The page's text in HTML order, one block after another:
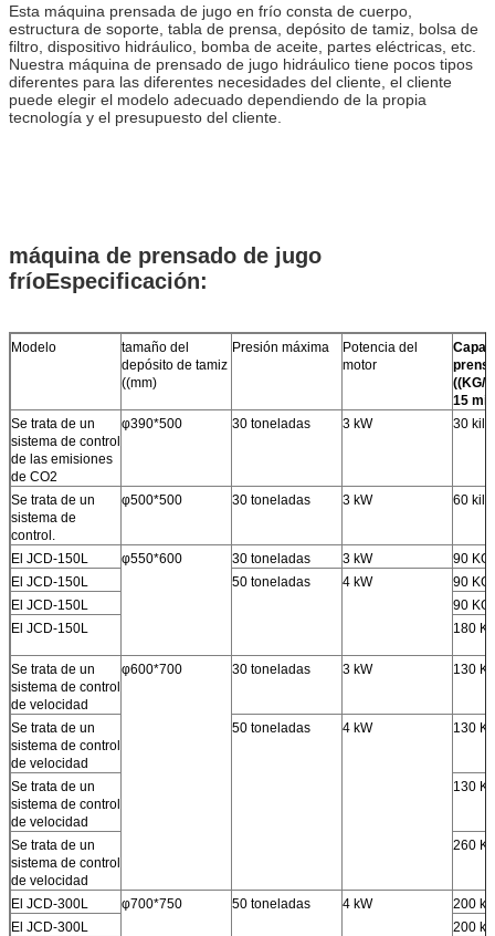
Esta máquina prensada de jugo en frío consta de cuerpo,
estructura de soporte, tabla de prensa, depósito de tamiz, bolsa de
filtro, dispositivo hidráulico, bomba de aceite, partes eléctricas, etc.
Nuestra máquina de prensado de jugo hidráulico tiene pocos tipos
diferentes para las diferentes necesidades del cliente, el cliente
puede elegir el modelo adecuado dependiendo de la propia
tecnología y el presupuesto del cliente.
máquina de prensado de jugo
fríoEspecificación:
Modelo
tamaño del
depósito de tamiz
((mm)
Presión máxima
Potencia del
motor
((KG/
15
Se trata de un
sistema de control
de las emisiones
de CO2
φ390*500 30 toneladas 3 kW 30
Se trata de un
sistema de
control.
φ500*500 30 toneladas 3 kW 60
El JCD-150L φ550*600 30 toneladas 3 kW
90 KG
El JCD-150L
50 toneladas 4 kW
90 KG
El JCD-150L
90 KG
El JCD-150L
180
Se trata de un
sistema de control
de velocidad
φ600*700 30 toneladas 3 kW 130
Se trata de un
sistema de control
de velocidad
50 toneladas 4 kW 130
Se trata de un
sistema de control
de velocidad
130
Se trata de un
sistema de control
de velocidad
260
El JCD-300L φ700*750 50 toneladas 4 kW
200
El JCD-300L
200